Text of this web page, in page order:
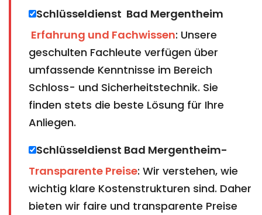
Schlüsseldienst Bad Mergentheim​​​​​​​
Erfahrung und Fachwissen: Unsere
geschulten Fachleute verfügen über
umfassende Kenntnisse im Bereich
Schloss- und Sicherheitstechnik. Sie
finden stets die beste Lösung für Ihre
Anliegen.
Schlüsseldienst Bad Mergentheim​​​​​​​-
Transparente Preise: Wir verstehen, wie
wichtig klare Kostenstrukturen sind. Daher
bieten wir faire und transparente Preise